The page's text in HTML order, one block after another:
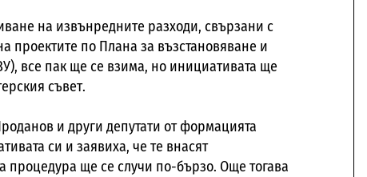
на извънредните разходи, свързани с
проектите по Плана за възстановяване и
все пак ще се взима, но инициативата ще
съвет.
и други депутати от формацията
си и заявиха, че те внасят
процедура ще се случи по-бързо. Още тогава